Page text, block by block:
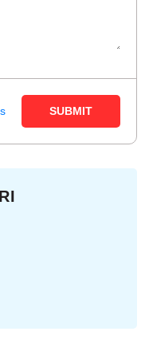
SUBMIT